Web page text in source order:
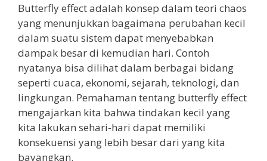
Butterfly effect adalah konsep dalam teori chaos
yang menunjukkan bagaimana perubahan kecil
dalam suatu sistem dapat menyebabkan
dampak besar di kemudian hari. Contoh
nyatanya bisa dilihat dalam berbagai bidang
seperti cuaca, ekonomi, sejarah, teknologi, dan
lingkungan. Pemahaman tentang butterfly effect
mengajarkan kita bahwa tindakan kecil yang
kita lakukan sehari-hari dapat memiliki
konsekuensi yang lebih besar dari yang kita
bayangkan.